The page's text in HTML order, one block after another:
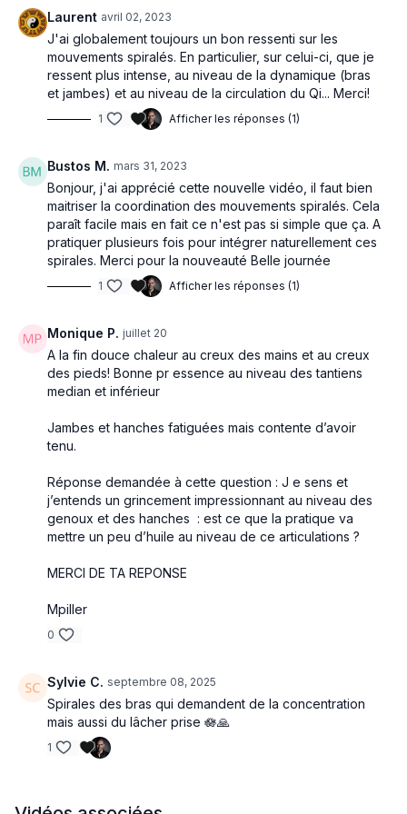
de l’esprit et une régulation naturelle de tout l’organisme.
La relation Qi et Sang (Que) en MTC
En MTC, on dit souvent :« Qi est le commandant du Sang,
le Sang est la mère du Qi ».
Le Qi est responsable de la circulation du Sang dans les
vaisseaux. Sans le Qi, le Sang stagnerait.
👉 Exemple : un vide de Qi provoque une mauvaise
circulation sanguine (froid, engourdissements), alors qu’un
Qi en excès ou bloqué peut engendrer stase ou tension
artérielle.
Le Sang nourrit le Qi:
Le Sang, en tant que substance matérielle, sert de support
et de substrat au Qi. Il apporte la nutrition aux organes qui
de base pour s’enraciner et se maintenir.
👉 Exemple : une hémorragie ou une carence sanguine
peut provoquer un épuisement du Qi (fatigue, souffle
court).
Une pratique avancée et technique
Gong, car il est
plus technique et exigeant
que les
méthodes de base.
Sa richesse réside dans la précision de la gestuelle et dans
l’utilisation de
mouvements spiralés
, qui permettent d’activer
en profondeur la circulation interne.
les articulations, qui deviennent plus souples,
les tissus conjonctifs, qui s’assouplissent et s’ouvrent,
et les méridiens, qui s’activent et se débloquent.
Harmoniser toutes les dynamiques du Qi
Ce travail ne se limite pas à une simple mise en mouvement. Il
vise à équilibrer les différentes dynamiques fondamentales
de la circulation énergétique
montée et la descente
Laurent avril 02, 2023
J'ai globalement toujours un bon ressenti sur les
mouvements spiralés. En particulier, sur celui-ci, que je
ressent plus intense, au niveau de la dynamique (bras
et jambes) et au niveau de la circulation du Qi... Merci!
1 Afficher les réponses (1)
Bustos M. mars 31, 2023
Bonjour, j'ai apprécié cette nouvelle vidéo, il faut bien
maitriser la coordination des mouvements spiralés. Cela
paraît facile mais en fait ce n'est pas si simple que ça. A
pratiquer plusieurs fois pour intégrer naturellement ces
spirales. Merci pour la nouveauté Belle journée
1 Afficher les réponses (1)
Monique P. juillet 20
A la fin douce chaleur au creux des mains et au creux
des pieds! Bonne pr essence au niveau des tantiens
median et inférieur
Jambes et hanches fatiguées mais contente d’avoir
tenu.
Réponse demandée à cette question : J e sens et
j’entends un grincement impressionnant au niveau des
genoux et des hanches : est ce que la pratique va
mettre un peu d’huile au niveau de ce articulations ?
MERCI DE TA REPONSE
Mpiller
0
Sylvie C. septembre 08, 2025
Spirales des bras qui demandent de la concentration
mais aussi du lâcher prise 🪷🙏
1